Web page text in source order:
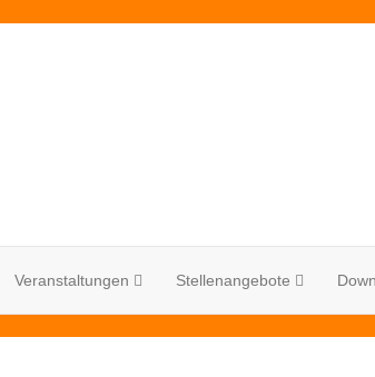
Veranstaltungen Stellenangebote